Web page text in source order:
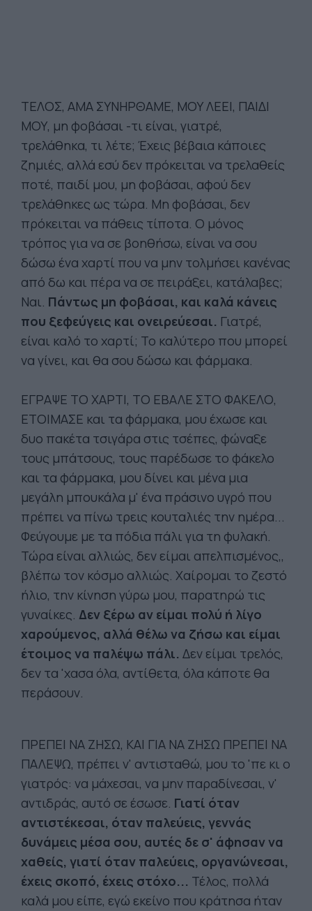
ΤΕΛΟΣ, ΑΜΑ ΣΥΝΗΡΘΑΜΕ, ΜΟΥ ΛΕΕΙ, ΠΑΙΔΙ
ΜΟΥ, μη φοβάσαι -τι είναι, γιατρέ,
τρελάθηκα, τι λέτε; Έχεις βέβαια κάποιες
ζημιές, αλλά εσύ δεν πρόκειται να τρελαθείς
ποτέ, παιδί μου, μη φοβάσαι, αφού δεν
τρελάθηκες ως τώρα. Μη φοβάσαι, δεν
πρόκειται να πάθεις τίποτα. Ο μόνος
τρόπος για να σε βοηθήσω, είναι να σου
δώσω ένα χαρτί που να μην τολμήσει κανένας
από δω και πέρα να σε πειράξει, κατάλαβες;
Ναι. Πάντως μη φοβάσαι, και καλά κάνεις
που ξεφεύγεις και ονειρεύεσαι. Γιατρέ,
είναι καλό το χαρτί; Το καλύτερο που μπορεί
να γίνει, και θα σου δώσω και φάρμακα.
ΕΓΡΑΨΕ ΤΟ ΧΑΡΤΙ, ΤΟ ΕΒΑΛΕ ΣΤΟ ΦΑΚΕΛΟ,
ΕΤΟΙΜΑΣΕ και τα φάρμακα, μου έχωσε και
δυο πακέτα τσιγάρα στις τσέπες, φώναξε
τους μπάτσους, τους παρέδωσε το φάκελο
και τα φάρμακα, μου δίνει και μένα μια
μεγάλη μπουκάλα μ' ένα πράσινο υγρό που
πρέπει να πίνω τρεις κουταλιές την ημέρα...
Φεύγουμε με τα πόδια πάλι για τη φυλακή.
Τώρα είναι αλλιώς, δεν είμαι απελπισμένος,,
βλέπω τον κόσμο αλλιώς. Χαίρομαι το ζεστό
ήλιο, την κίνηση γύρω μου, παρατηρώ τις
γυναίκες. Δεν ξέρω αν είμαι πολύ ή λίγο
χαρούμενος, αλλά θέλω να ζήσω και είμαι
έτοιμος να παλέψω πάλι. Δεν είμαι τρελός,
δεν τα 'χασα όλα, αντίθετα, όλα κάποτε θα
περάσουν.
ΠΡΕΠΕΙ ΝΑ ΖΗΣΩ, ΚΑΙ ΓΙΑ ΝΑ ΖΗΣΩ ΠΡΕΠΕΙ ΝΑ
ΠΑΛΕΨΩ, πρέπει ν' αντισταθώ, μου το 'πε κι ο
γιατρός: να μάχεσαι, να μην παραδίνεσαι, ν'
αντιδράς, αυτό σε έσωσε. Γιατί όταν
αντιστέκεσαι, όταν παλεύεις, γεννάς
δυνάμεις μέσα σου, αυτές δε σ' άφησαν να
χαθείς, γιατί όταν παλεύεις, οργανώνεσαι,
έχεις σκοπό, έχεις στόχο... Τέλος, πολλά
καλά μου είπε, εγώ εκείνο που κράτησα ήταν